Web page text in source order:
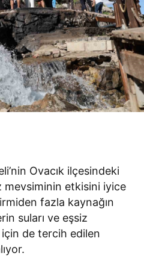
Ovacık ilçesindeki
mevsiminin etkisini iyice
fazla kaynağın
suları ve eşsiz
için de tercih edilen